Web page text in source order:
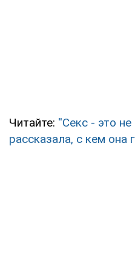
Читайте: ''Секс - это
рассказала, с кем она